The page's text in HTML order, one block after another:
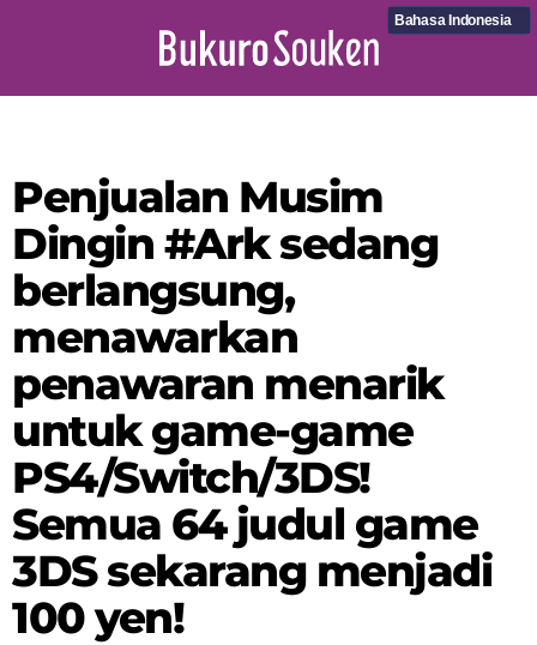
Bahasa Indonesia
Penjualan Musim
Dingin #Ark sedang
berlangsung,
menawarkan
penawaran menarik
untuk game-game
PS4/Switch/3DS!
Semua 64 judul game
3DS sekarang menjadi
100 yen!